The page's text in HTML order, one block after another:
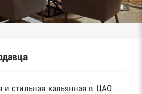
и стильная кальянная в ЦАО